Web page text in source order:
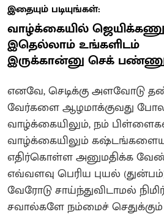
இதையும் படியுங்கள்:
வாழ்க்கையில்
இதெல்லாம் உங்களிடம்
இருக்கான்னு செக்
எனவே, செடிக்கு அளவோடு
வேர்களை ஆழமாக்குவது
வாழ்க்கையிலும், நம்
வாழ்க்கையிலும்
எதிர்கொள்ள அனுமதிக்க
எவ்வளவு பெரிய புயல்
வேரோடு சாய்ந்துவிடாமல்
சவால்களே நம்மைச்